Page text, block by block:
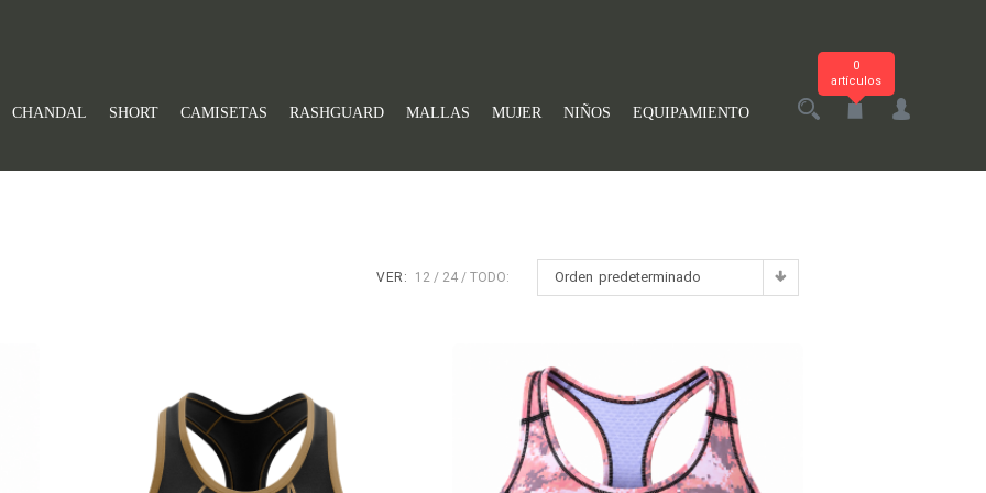
CHANDAL SHORT CAMISETAS RASHGUARD MALLAS MUJER NIÑOS EQUIPAMIENTO
0
artículos
Orden predeterminado
VER: 12 24 TODO: